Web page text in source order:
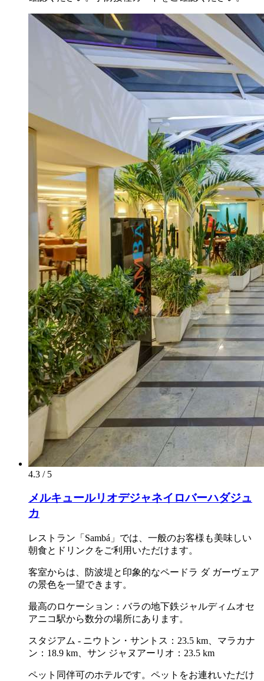
4.3 / 5
メルキュールリオデジャネイロバーハダジュ
カ
レストラン「Sambá」では、一般のお客様も美味しい
朝食とドリンクをご利用いただけます。
客室からは、防波堤と印象的なペードラ ダ ガーヴェア
の景色を一望できます。
最高のロケーション：バラの地下鉄ジャルディムオセ
アニコ駅から数分の場所にあります。
スタジアム - ニウトン・サントス：23.5 km、マラカナ
ン：18.9 km、サン ジャヌアーリオ：23.5 km
ペット同伴可のホテルです。ペットをお連れいただけ